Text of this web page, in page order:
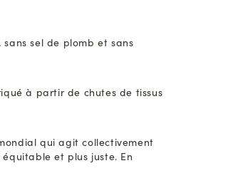
sel de plomb et sans
à partir de chutes de tissus
qui agit collectivement
et plus juste. En